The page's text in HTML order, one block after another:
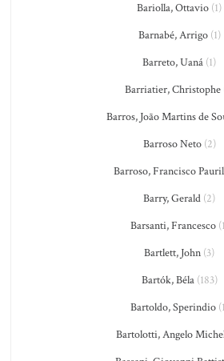
Bariolla, Ottavio (1)
Barnabé, Arrigo(1)
Barreto, Uaná (1)
Barriatier, Christophe
Barros, João Martins de
Barroso Neto(2)
Barroso, Francisco
Barry, Gerald (2)
Barsanti, Francesco
Bartlett, John (3)
Bartók, Béla(183)
Bartoldo, Sperindio
Bartolotti, Angelo